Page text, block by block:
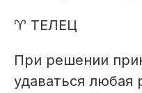
♈ ТЕЛЕЦ
При решении
удаваться